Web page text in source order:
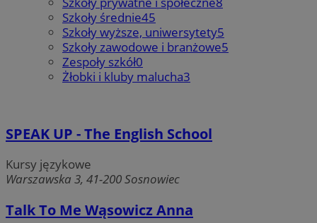
Szkoły średnie45
Szkoły wyższe, uniwersytety5
Szkoły zawodowe i branżowe5
Zespoły szkół0
Żłobki i kluby malucha3
SPEAK UP - The English School
Kursy językowe
Warszawska 3, 41-200 Sosnowiec
Talk To Me Wąsowicz Anna